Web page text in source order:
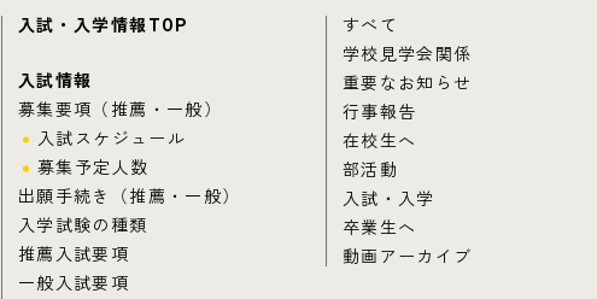
入試・入学情報TOP
入試情報
募集要項（推薦・一般）
入試スケジュール
募集予定人数
出願手続き（推薦・一般）
入学試験の種類
推薦入試要項
一般入試要項
すべて
学校見学会関係
重要なお知らせ
行事報告
在校生へ
部活動
入試・入学
卒業生へ
動画アーカイブ